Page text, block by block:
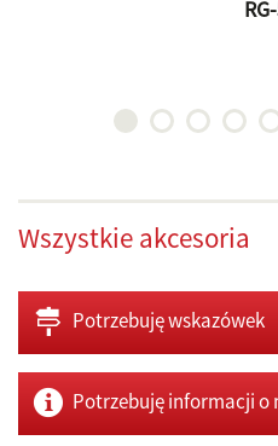
Wszystkie akcesoria
Potrzebuję wskazówek
Potrzebuję informacji o